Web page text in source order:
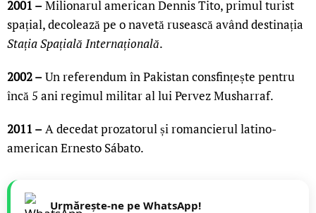
2001 –Milionarul american Dennis Tito, primul turist
spațial, decolează pe o navetă rusească având destinația
Stația Spațială Internațională.
2002 –Un referendum în Pakistan consfințește pentru
încă 5 ani regimul militar al lui Pervez Musharraf.
2011 –A decedat prozatorul și romancierul latino-
american Ernesto Sábato.
Urmărește-ne pe WhatsApp!